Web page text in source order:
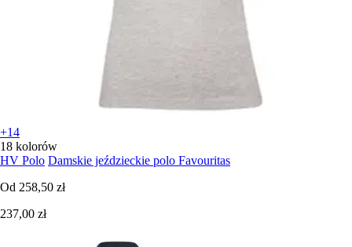
+14
18 kolorów
HV Polo Damskie jeździeckie polo Favouritas
Od 258,50 zł
237,00 zł